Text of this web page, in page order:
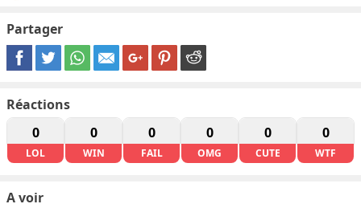
Partager
Réactions
0
LOL
0
WIN
0
FAIL
0
OMG
0
CUTE
0
WTF
A voir